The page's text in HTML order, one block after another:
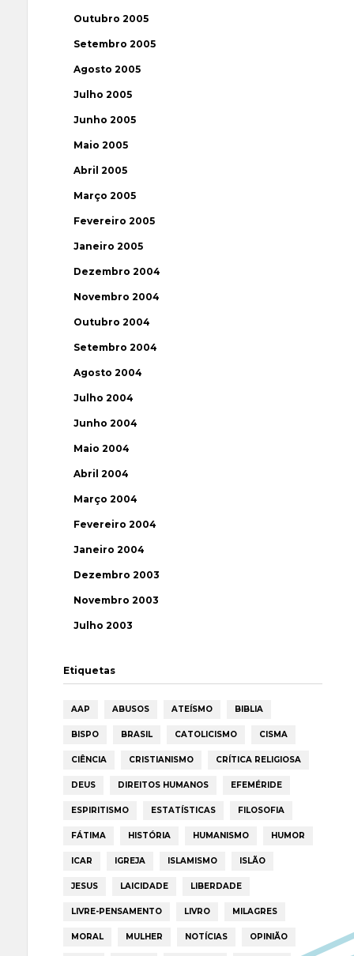
Outubro 2005
Setembro 2005
Agosto 2005
Julho 2005
Junho 2005
Maio 2005
Abril 2005
Março 2005
Fevereiro 2005
Janeiro 2005
Dezembro 2004
Novembro 2004
Outubro 2004
Setembro 2004
Agosto 2004
Julho 2004
Junho 2004
Maio 2004
Abril 2004
Março 2004
Fevereiro 2004
Janeiro 2004
Dezembro 2003
Novembro 2003
Julho 2003
Etiquetas
AAP ABUSOS ATEÍSMO BIBLIA
BISPO BRASIL CATOLICISMO CISMA
CIÊNCIA CRISTIANISMO CRÍTICA RELIGIOSA
DEUS DIREITOS HUMANOS EFEMÉRIDE
ESPIRITISMO ESTATÍSTICAS FILOSOFIA
FÁTIMA HISTÓRIA HUMANISMO HUMOR
ICAR IGREJA ISLAMISMO ISLÃO
JESUS LAICIDADE LIBERDADE
LIVRE-PENSAMENTO LIVRO MILAGRES
MORAL MULHER NOTÍCIAS OPINIÃO